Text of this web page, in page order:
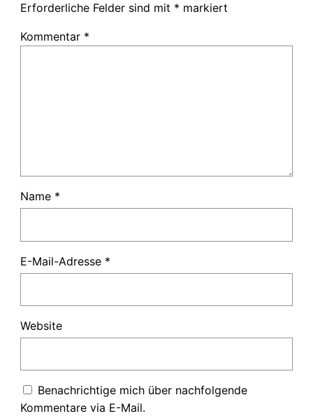
Erforderliche Felder sind mit * markiert
Kommentar *
Name *
E-Mail-Adresse *
Website
Benachrichtige mich über nachfolgende
Kommentare via E-Mail.